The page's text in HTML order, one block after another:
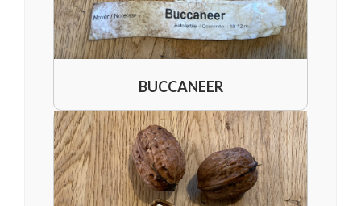
BUCCANEER